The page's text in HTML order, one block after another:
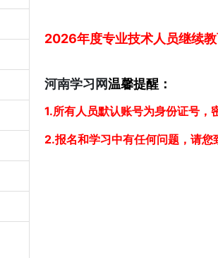
2026年度专业技术人员继续
河南学习网温馨提醒：
1.所有人员默认账号为身份证号，
2.报名和学习中有任何问题，请